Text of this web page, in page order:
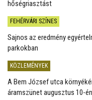
hőségriasztást
FEHÉRVÁRI SZÍNES
Sajnos az eredmény
parkokban
KÖZLEMÉNYEK
A Bem József utca
áramszünet augusztus 10-én